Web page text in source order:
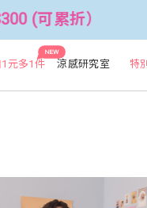
全館3件88折！🦄
NEW
元多1件 涼感研究室 特